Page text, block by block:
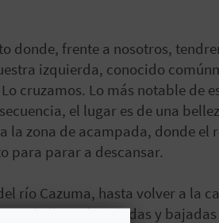
donde, frente a nosotros,
izquierda, conocido
cruzamos. Lo más notable de
el lugar es de una
zona de acampada, donde el
para parar a descansar.
río Cazuma, hasta volver a la
lleno de subidas y